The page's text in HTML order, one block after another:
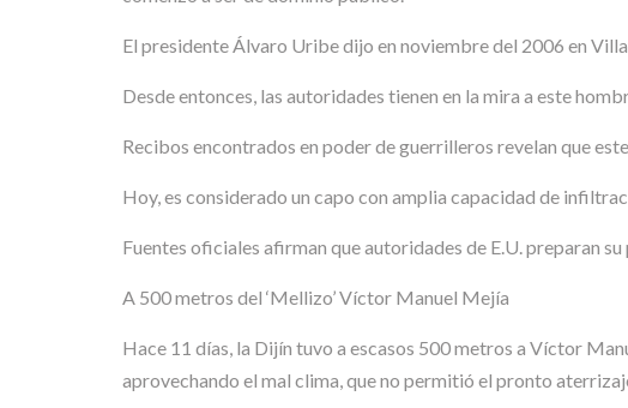
El presidente Álvaro Uribe dijo en noviembre del 2006 en
Desde entonces, las autoridades tienen en la mira a este
Recibos encontrados en poder de guerrilleros revelan que
Hoy, es considerado un capo con amplia capacidad de
Fuentes oficiales afirman que autoridades de E.U. preparan
A 500 metros del ‘Mellizo’ Víctor Manuel Mejía
Hace 11 días, la Dijín tuvo a escasos 500 metros a Víctor
aprovechando el mal clima, que no permitió el pronto